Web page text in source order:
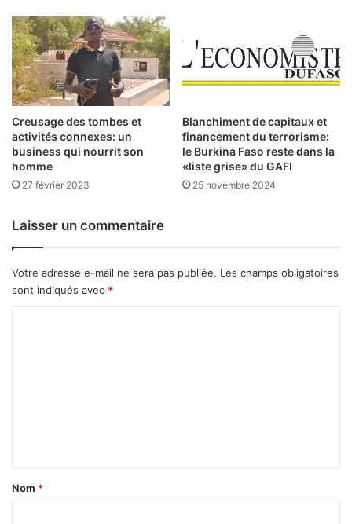
i
r
e
d
e
f
i
n
d
e
f
m
a
t
:
1
7
0
m
i
l
l
i
a
r
s
C
F
n
2
0
Creusage des tombes et
activités connexes: un
business qui nourrit son
homme
27 février 2023
Blanchiment de capitaux et
financement du terrorisme:
le Burkina Faso reste dans la
«liste grise» du GAFI
25 novembre 2024
Laisser un commentaire
Votre adresse e-mail ne sera pas publiée. Les champs obligatoires
sont indiqués avec *
a
Nom *